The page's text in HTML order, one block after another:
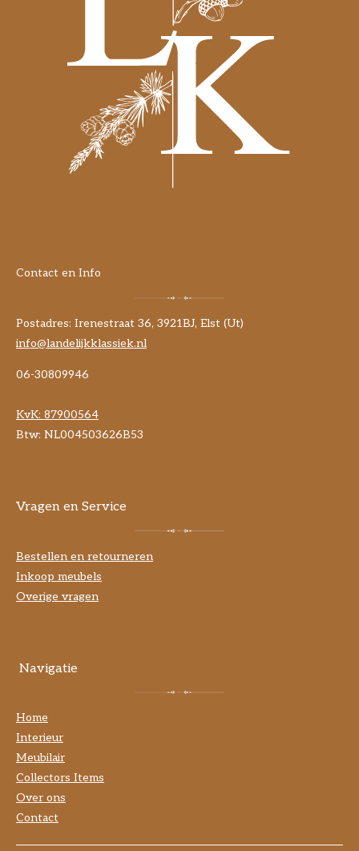
Contact en Info
Postadres: Irenestraat 36, 3921BJ, Elst (Ut)
info@landelijkklassiek.nl
06-30809946
KvK: 87900564
Btw: NL004503626B53
Vragen en Service
Bestellen en retourneren
Inkoop meubels
Overige vragen
Navigatie
Home
Interieur
Meubilair
Collectors Items
Over ons
Contact